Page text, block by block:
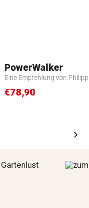
PowerWalker
Eine Empfehlung von
€78,90
chevron_right